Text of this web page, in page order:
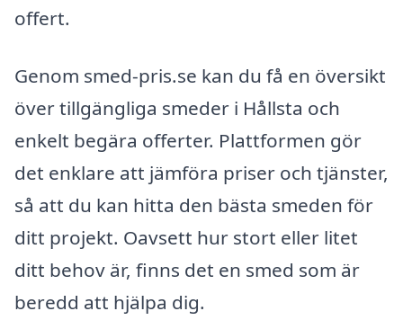
offert.
Genom smed-pris.se kan du få en översikt
över tillgängliga smeder i Hållsta och
enkelt begära offerter. Plattformen gör
det enklare att jämföra priser och tjänster,
så att du kan hitta den bästa smeden för
ditt projekt. Oavsett hur stort eller litet
ditt behov är, finns det en smed som är
beredd att hjälpa dig.